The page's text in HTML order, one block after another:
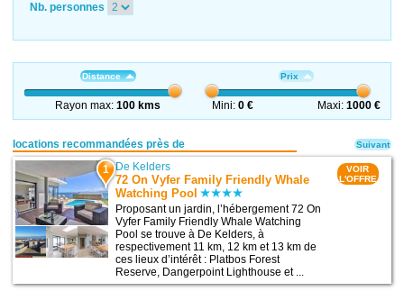
Nb. personnes
Distance
Rayon max:100 kms
Prix
Mini:0 € Maxi: 1000 €
locations recommandées près de
1 De Kelders
72 On Vyfer Family Friendly Whale
Watching Pool
Proposant un jardin, l’hébergement 72 On
Vyfer Family Friendly Whale Watching
Pool se trouve à De Kelders, à
respectivement 11 km, 12 km et 13 km de
ces lieux d’intérêt : Platbos Forest
Reserve, Dangerpoint Lighthouse et ...
VOIR
L'OFFRE
Suivant